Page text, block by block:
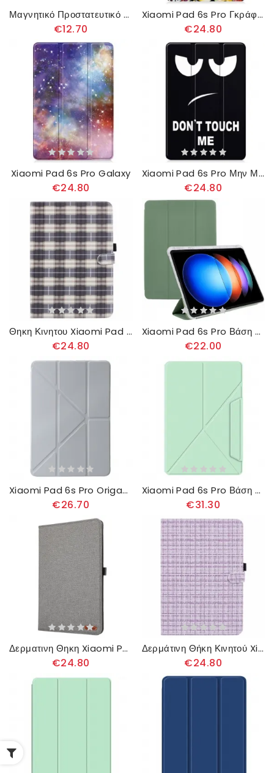
Μαγνητικό Προστατευτικό Οθόνης Για Xiaomi Pad 6s Pro
€12.70
Xiaomi Pad 6s Pro Γκράφιτι
€24.80
Xiaomi Pad 6s Pro Galaxy
€24.80
Xiaomi Pad 6s Pro Μην Με Αγγίζεις
€24.80
Θηκη Κινητου Xiaomi Pad 6s Pro Πλέγμα Με Μοτίβα
€24.80
Xiaomi Pad 6s Pro Βάση Γραφίδας
€22.00
Xiaomi Pad 6s Pro Origami
€26.70
Xiaomi Pad 6s Pro Βάση Origami
€31.30
Δερματινη Θηκη Xiaomi Pad 6s Pro Υφή Υφάσματος
€24.80
Δερμάτινη Θήκη Κινητού Xiaomi Pad 6s Pro Θήκες Κινητών Υφαντό Μοτίβο
€24.80